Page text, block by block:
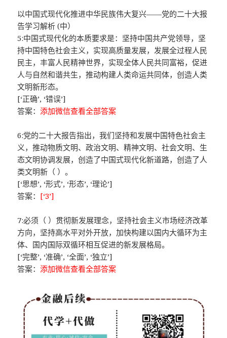
以中国式现代化推进中华民族伟大复兴——党的二十大报
告学习解析 (中）
5:中国式现代化的本质要求是：坚持中国共产党领导，坚
持中国特色社会主义，实现高质量发展，发展全过程人民
民主，丰富人民精神世界，实现全体人民共同富裕，促进
人与自然和谐共生，推动构建人类命运共同体，创造人类
文明新形态。
[‘正确’, ‘错误’]
答案：添加微信查看全部答案
6:党的二十大报告指出，我们坚持和发展中国特色社会主
义，推动物质文明、政治文明、精神文明、社会文明、生
态文明协调发展，创造了中国式现代化新道路，创造了人
类文明新（ ）。
[‘思想’, ‘形式’, ‘形态’, ‘理论’]
答案： [‘3’]
7:必须（ ）贯彻新发展理念，坚持社会主义市场经济改革
方向，坚持高水平对外开放，加快构建以国内大循环为主
体、国内国际双循环相互促进的新发展格局。
[‘完整’, ‘准确’, ‘全面’, ‘独立’]
答案：添加微信查看全部答案